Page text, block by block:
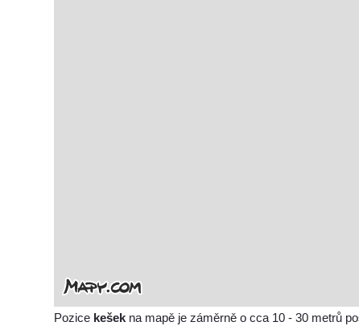
Pozice kešek na mapě je záměrně o cca 10 - 30 metrů